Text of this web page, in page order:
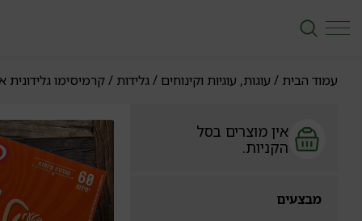
עמוד הבית / עוגות, עוגיות וקינוחים /גלידות / קרמיסימו
אין מוצרים בסל
הקניות.
מבצעים